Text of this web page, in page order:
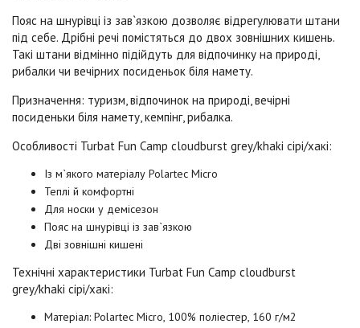
Пояс на шнурівці із зав`язкою дозволяє відрегулювати штани
під себе. Дрібні речі помістяться до двох зовнішних кишень.
Такі штани відмінно підійдуть для відпочинку на природі,
рибалки чи вечірних посиденьок біля намету.
Призначення: туризм, відпочинок на природі, вечірні
посиденьки біля намету, кемпінг, рибалка.
Особливості Turbat Fun Camp cloudburst grey/khaki сірі/хакі:
Із м`якого матеріалу Polartec Micro
Теплі й комфортні
Для носки у демісезон
Пояс на шнурівці із зав`язкою
Дві зовнішні кишені
Технічні характеристики Turbat Fun Camp cloudburst
grey/khaki сірі/хакі:
Матеріал: Polartec Micro, 100% поліестер, 160 г/м2